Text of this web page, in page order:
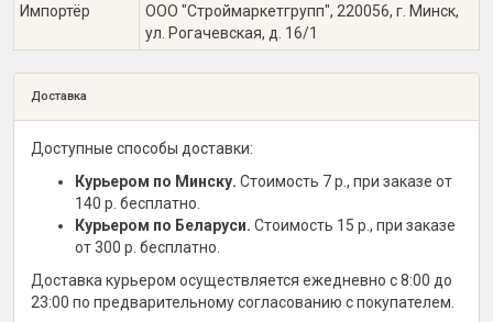
Импортёр
ООО "Строймаркетгрупп", 220056, г. Минск,
ул. Рогачевская, д. 16/1
Доставка
Доступные способы доставки:
Курьером по Минску. Стоимость 7 р., при заказе от
140 р. бесплатно.
Курьером по Беларуси. Стоимость 15 р., при заказе
от 300 р. бесплатно.
Доставка курьером осуществляется ежедневно с 8:00 до
23:00 по предварительному согласованию с покупателем.